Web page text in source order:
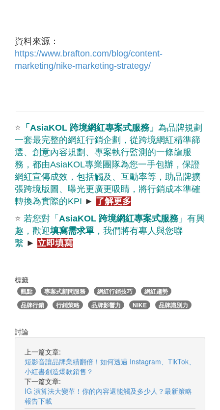
資料來源：
https://www.brafton.com/blog/content-
marketing/nike-marketing-strategy/
⭐ 「 AsiaKOL 跨境網紅專案式服務」 為品牌規劃
一套最完整的網紅行銷企劃，從跨境網紅精準篩
選、創意內容規劃、專案執行監測的一條龍服
務，都由AsiaKOL專業團隊為您一手包辦，保證
網紅宣傳成效，包括觸及、互動率等，助品牌擴
張跨境版圖、曝光更廣更吸睛，將行銷成本準確
轉換為實際的KPI ► 了解更多
⭐ 若您對「 AsiaKOL 跨境網紅專案式服務」有興
趣，歡迎填寫需求單 ，我們將有專人與您聯
繫 ► 立即填寫
標籤
觀點 專案式顧問服務 網紅行銷技巧
網紅趨勢
品牌行銷
行銷策略 品牌影響力 NIKE 品牌識別力
討論
上一篇文章:
短影音讓品牌業績翻倍！如何透過 Instagram、TikTok、
小紅書創造爆款銷售？
下一篇文章:
IG 演算法大變革！你的內容還能觸及多少人？最新策略
報告下載